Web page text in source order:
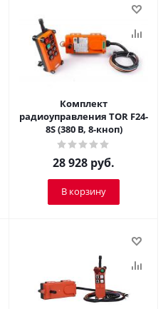
Комплект
радиоуправления TOR F24-
8S (380 В, 8-кноп)
28 928 руб.
В корзину